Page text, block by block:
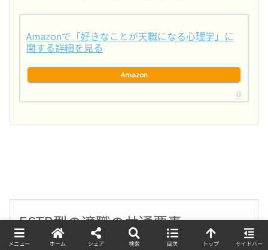
Amazonで「好きなことが天職になる心理学」に
関する詳細を見る
Amazon
ESTP型の適職の共通要素
メニュー ホーム シェア 検索 目次 トップ サイドバー